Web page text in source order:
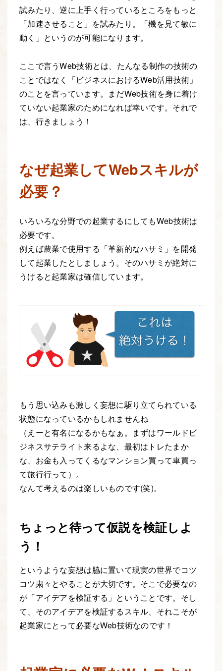
試みたり、逆に上手く行っているところをもっと
「加速させること」を試みたり。「機を見て敏に
動く」というのが可能になります。
ここで言うWeb技術とは、たんなる制作の技術の
ことではなく「ビジネスにおけるWeb活用技術」
のことを言っています。まだWeb技術を身に着け
ていない起業家のためになれば幸いです。それで
は、行きましょう！
なぜ起業してWebスキルが
必要？
いろいろな分野での起業するにしてもWeb技術は
必要です。
例えば農業で使用する「革新的なハサミ」を開発
して起業したとしましょう。そのハサミが絶対に
うけると起業家は確信しています。
もう思い込みも激しく妄想に駆り立てられている
状態になっているかもしれませんね
（えーと有名になるかもなぁ。まずはワールドビ
ジネスサテライト来るよな、最初はトレたまか
な、お金も入ってくるなマンション買って車買っ
て旅行行って）。
なんて考えるのは楽しいものです(笑)。
ちょっと待って仮説を検証しよ
う！
というような妄想は脇に置いて現実の世界でコツ
コツ粛々とやることが大切です。そこで必要なの
が「アイデアを検証する」ということです。そし
て、そのアイデアを検証するスキル、それこそが
起業家にとって必要なWeb技術なのです！